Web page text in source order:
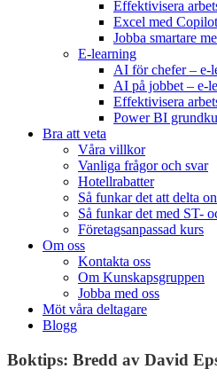
Effektivisera
Excel med Copilot
Jobba smartare
E-learning
AI för chefer – e-
AI på jobbet – e-
Effektivisera
Power BI
Bra att veta
Våra villkor
Vanliga frågor och svar
Hotellrabatter
Så funkar det att delta
Så funkar det med ST-
Företagsanpassad kurs
Om oss
Kontakta oss
Om Kunskapsgruppen
Jobba med oss
Möt våra deltagare
Blogg
Boktips: Bredd av David